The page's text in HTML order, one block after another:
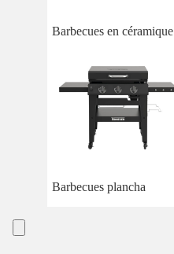
Barbecues en céramique
Barbecues plancha